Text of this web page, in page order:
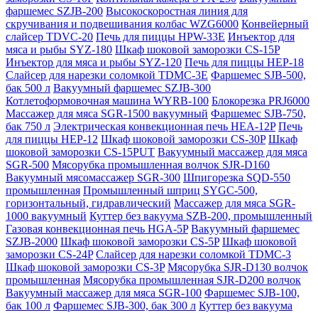
фаршемес SZJB-200 Высокоскоростная линия для
скручивания и подвешивания колбас WZG6000 Конвейерный
слайсер TDVC-20 Печь для пиццы HPW-33E Инъектор для
мяса и рыбы SYZ-180 Шкаф шоковой заморозки CS-15P
Инъектор для мяса и рыбы SYZ-120 Печь для пиццы HEP-18
Слайсер для нарезки соломкой TDMC-3E Фаршемес SJB-500,
бак 500 л Вакуумный фаршемес SZJB-300
Котлетоформовочная машина WYRB-100 Блокорезка PRJ6000
Массажер для мяса SGR-1500 вакуумный Фаршемес SJB-750,
бак 750 л Электрическая конвекционная печь HEA-12P Печь
для пиццы HEP-12 Шкаф шоковой заморозки CS-30P Шкаф
шоковой заморозки CS-15PUT Вакуумный массажер для мяса
SGR-500 Мясорубка промышленная волчок SJR-D160
Вакуумный мясомассажер SGR-300 Шпигорезка SQD-550
промышленная Промышленный шприц SYGC-500,
горизонтальный, гидравлический Массажер для мяса SGR-
1000 вакуумный Куттер без вакуума SZB-200, промышленный
Газовая конвекционная печь HGA-5P Вакуумный фаршемес
SZJB-2000 Шкаф шоковой заморозки CS-5P Шкаф шоковой
заморозки CS-24P Слайсер для нарезки соломкой TDMC-3
Шкаф шоковой заморозки CS-3P Мясорубка SJR-D130 волчок
промышленная Мясорубка промышленная SJR-D200 волчок
Вакуумный массажер для мяса SGR-100 Фаршемес SJB-100,
бак 100 л Фаршемес SJB-300, бак 300 л Куттер без вакуума